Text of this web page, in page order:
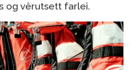
og vêrutsett farlei.